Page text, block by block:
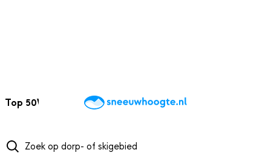
Top 50Webcams WintersportweerKaarten